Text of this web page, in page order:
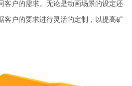
客户的需求。无论是动画场景的设定还
客户的要求进行灵活的定制，以提高矿